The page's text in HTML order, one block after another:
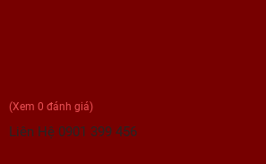
(Xem 0 đánh giá)
Liên Hệ 0901 399 456